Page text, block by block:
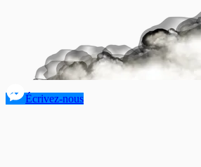
Écrivez-nous